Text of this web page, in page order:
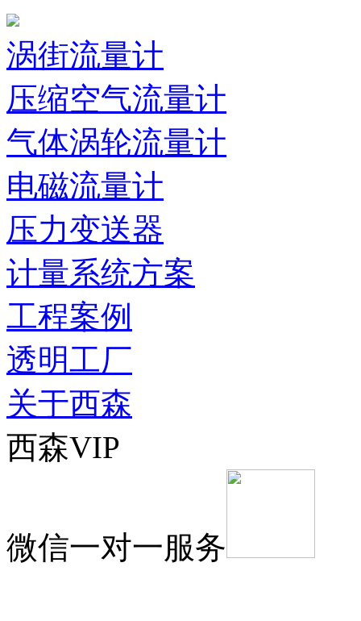
涡街流量计
压缩空气流量计
气体涡轮流量计
电磁流量计
压力变送器
计量系统方案
工程案例
透明工厂
关于西森
西森VIP
微信一对一服务